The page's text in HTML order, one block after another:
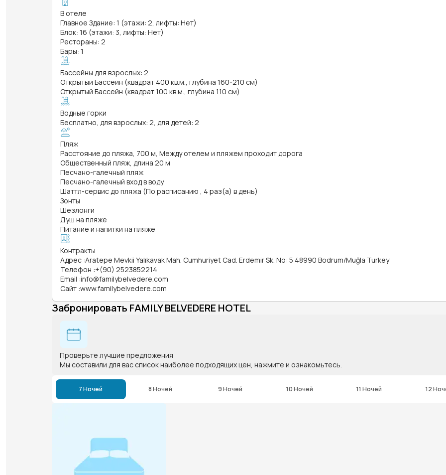
В отеле
Главное Здание: 1 (этажи: 2, лифты: Нет)
Блок: 16 (этажи: 3, лифты: Нет)
Рестораны: 2
Бары: 1
Бассейны для взрослых: 2
Открытый Бассейн (квадрат 400 кв.м., глубина 160-210 см)
Открытый Бассейн (квадрат 100 кв.м., глубина 110 см)
Водные горки
Бесплатно, для взрослых: 2, для детей: 2
Пляж
Расстояние до пляжа, 700 м, Между отелем и пляжем проходит дорога
Общественный пляж, длина 20 м
Песчано-галечный пляж
Песчано-галечный вход в воду
Шаттл-сервис до пляжа (По расписанию , 4 раз(а) в день)
Зонты
Шезлонги
Душ на пляже
Питание и напитки на пляже
Контракты
Адрес :Aratepe Mevkii Yalıkavak Mah. Cumhuriyet Cad. Erdemir Sk. No: 5 48990 Bodrum/Muğla Turkey
Телефон :+(90) 2523852214
Email :info@familybelvedere.com
Сайт :www.familybelvedere.com
Забронировать FAMILY BELVEDERE HOTEL
Проверьте лучшие предложения
Мы составили для вас список наиболее подходящих цен, нажмите и ознакомьтесь.
7 Ночей 8 Ночей 9 Ночей 10 Ночей 11 Ночей 12